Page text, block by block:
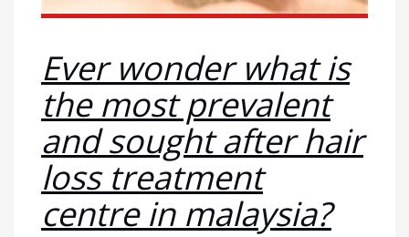
Ever wonder what is
the most prevalent
and sought after hair
loss treatment
centre in malaysia?